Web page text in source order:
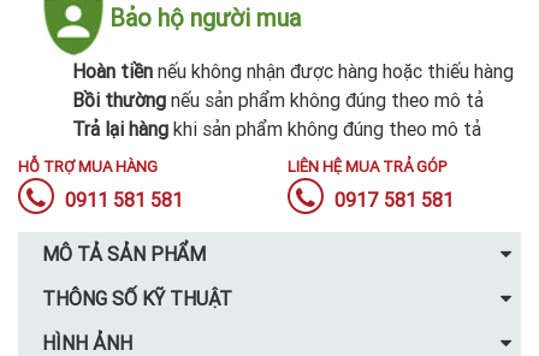
Bảo hộ người mua
Hoàn tiền nếu không nhận được hàng hoặc thiếu hàng
Bồi thường nếu sản phẩm không đúng theo mô tả
Trả lại hàng khi sản phẩm không đúng theo mô tả
HỖ TRỢ MUA HÀNG
0911 581 581
LIÊN HỆ MUA TRẢ GÓP
0917 581 581
MÔ TẢ SẢN PHẨM
THÔNG SỐ KỸ THUẬT
HÌNH ẢNH